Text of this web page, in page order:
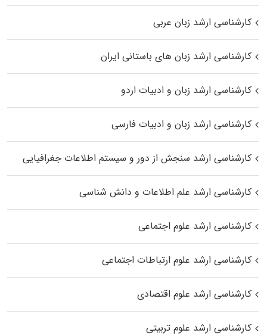
کارشناسی ارشد زبان عربی
کارشناسی ارشد زبان‌ های باستانی ایران
کارشناسی ارشد زبان و ادبیات اردو
کارشناسی ارشد زبان و ادبیات فارسی
کارشناسی ارشد سنجش از دور و سیستم اطلاعات جغرافیایی
کارشناسی ارشد علم اطلاعات و دانش شناسی
کارشناسی ارشد علوم اجتماعی
کارشناسی ارشد علوم ارتباطات اجتماعی
کارشناسی ارشد علوم اقتصادی
کارشناسی ارشد علوم تربیتی